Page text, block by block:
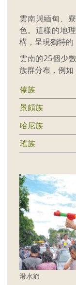
雲南與緬甸、
色。這樣的地
構，呈現獨特的
雲南的25個少
族群分布，例如
傣族
景頗族
哈尼族
瑤族
潑水節